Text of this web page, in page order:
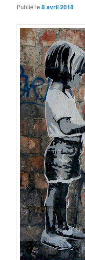
Publié le8 avril 2018